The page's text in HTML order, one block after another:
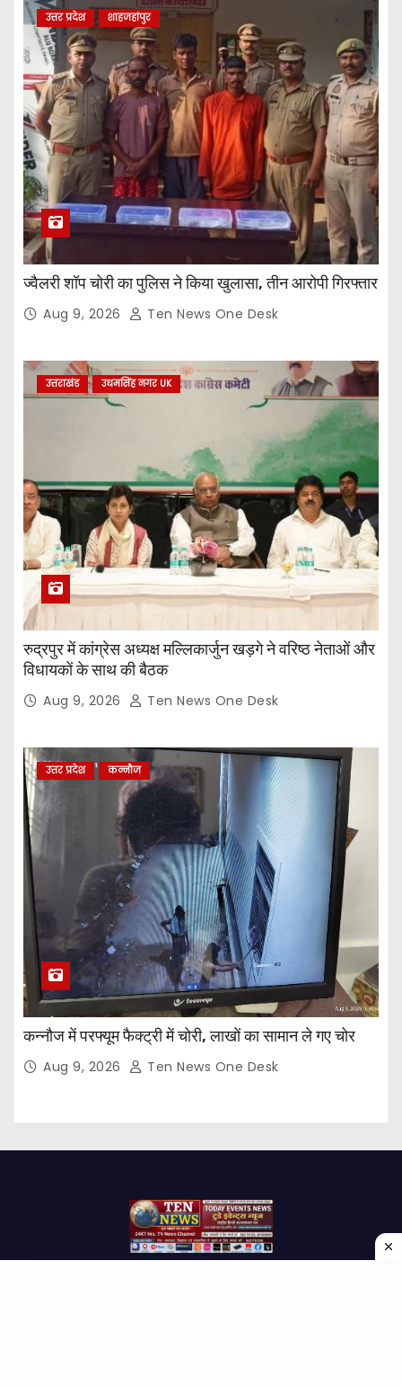
उत्तर प्रदेश शाहजहांपुर
ज्वैलरी शॉप चोरी का पुलिस ने किया खुलासा, तीन आरोपी गिरफ्तार
Aug 9, 2026 Ten News One Desk
उत्तराखंड उधमसिंह नगर UK
रुद्रपुर में कांग्रेस अध्यक्ष मल्लिकार्जुन खड़गे ने वरिष्ठ नेताओं और
विधायकों के साथ की बैठक
Aug 9, 2026 Ten News One Desk
उत्तर प्रदेश कन्नौज
कन्नौज में परफ्यूम फैक्ट्री में चोरी, लाखों का सामान ले गए चोर
Aug 9, 2026 Ten News One Desk